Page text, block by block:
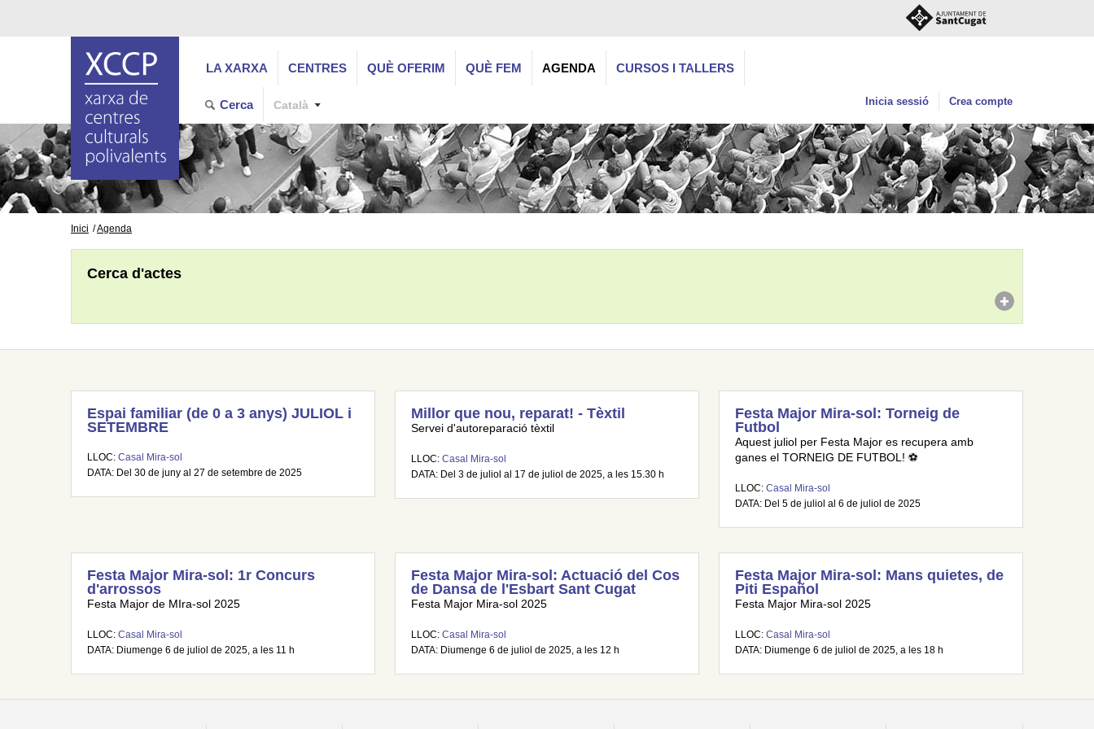
LA XARXA CENTRES QUÈ OFERIM QUÈ FEM AGENDA CURSOS I TALLERS
Cerca Català Inicia sessió Crea compte
Inici Agenda
Cerca d'actes
Espai familiar (de 0 a 3 anys) JULIOL i
SETEMBRE
LLOC: Casal Mira-sol
DATA: Del 30 de juny al 27 de setembre de 2025
Millor que nou, reparat! - Tèxtil
Servei d'autoreparació tèxtil
LLOC: Casal Mira-sol
DATA: Del 3 de juliol al 17 de juliol de 2025, a les 15.30 h
Festa Major Mira-sol: Torneig de
Futbol
Aquest juliol per Festa Major es recupera amb
ganes el TORNEIG DE FUTBOL! ⚽
LLOC: Casal Mira-sol
DATA: Del 5 de juliol al 6 de juliol de 2025
Festa Major Mira-sol: 1r Concurs
d'arrossos
Festa Major de MIra-sol 2025
LLOC: Casal Mira-sol
DATA: Diumenge 6 de juliol de 2025, a les 11 h
Festa Major Mira-sol: Actuació del Cos
de Dansa de l'Esbart Sant Cugat
Festa Major Mira-sol 2025
LLOC: Casal Mira-sol
DATA: Diumenge 6 de juliol de 2025, a les 12 h
Festa Major Mira-sol: Mans quietes, de
Piti Español
Festa Major Mira-sol 2025
LLOC: Casal Mira-sol
DATA: Diumenge 6 de juliol de 2025, a les 18 h